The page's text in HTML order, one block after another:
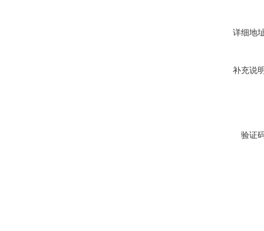
详细地
补充说
验证